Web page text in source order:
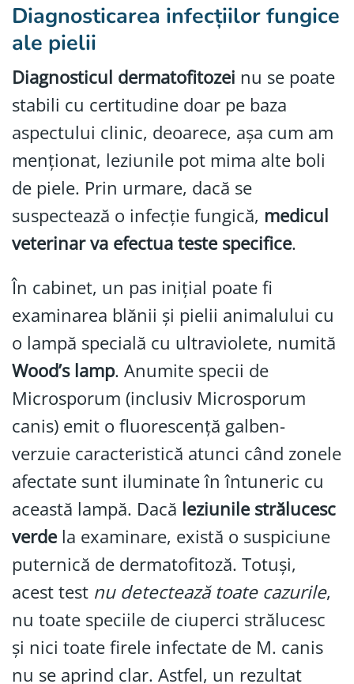
Diagnosticarea infecțiilor fungice
ale pielii
Diagnosticul dermatofitozei nu se poate
stabili cu certitudine doar pe baza
aspectului clinic, deoarece, așa cum am
menționat, leziunile pot mima alte boli
de piele. Prin urmare, dacă se
suspectează o infecție fungică, medicul
veterinar va efectua teste specifice.
În cabinet, un pas inițial poate fi
examinarea blănii și pielii animalului cu
o lampă specială cu ultraviolete, numită
Wood’s lamp. Anumite specii de
Microsporum (inclusiv Microsporum
canis) emit o fluorescență galben-
verzuie caracteristică atunci când zonele
afectate sunt iluminate în întuneric cu
această lampă. Dacă leziunile strălucesc
verdela examinare, există o suspiciune
puternică de dermatofitoză. Totuși,
acest test nu detectează toate cazurile,
nu toate speciile de ciuperci strălucesc
și nici toate firele infectate de M. canis
nu se aprind clar. Astfel, un rezultat